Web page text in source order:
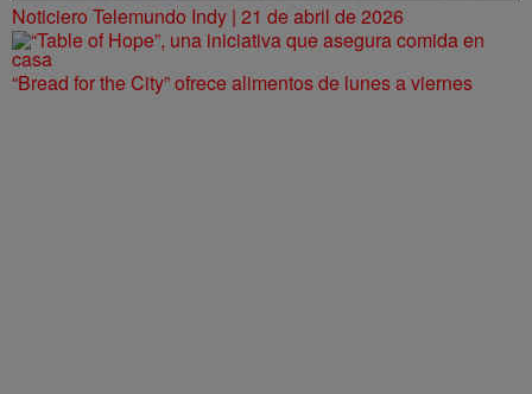
Noticiero Telemundo Indy | 21 de abril de 2026
“Bread for the City” ofrece alimentos de lunes a viernes